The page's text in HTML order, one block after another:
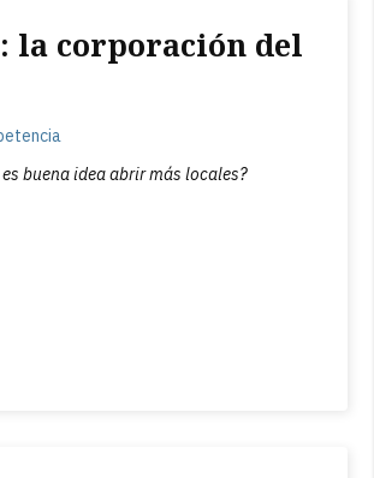
la corporación del
buena idea abrir más locales?